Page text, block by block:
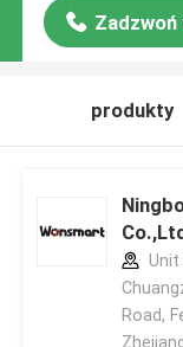
Zadzwoń
produkty
Unit
Road,